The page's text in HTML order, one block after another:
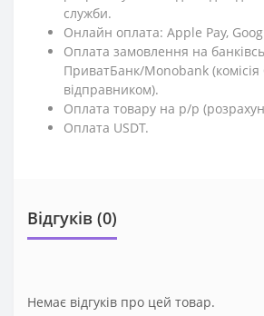
служби.
Онлайн оплата: Apple Pay,
Оплата замовлення на
ПриватБанк/Monobank (комісія
відправником).
Оплата товару на р/р
Оплата USDT.
Відгуків (0)
Немає відгуків про цей товар.